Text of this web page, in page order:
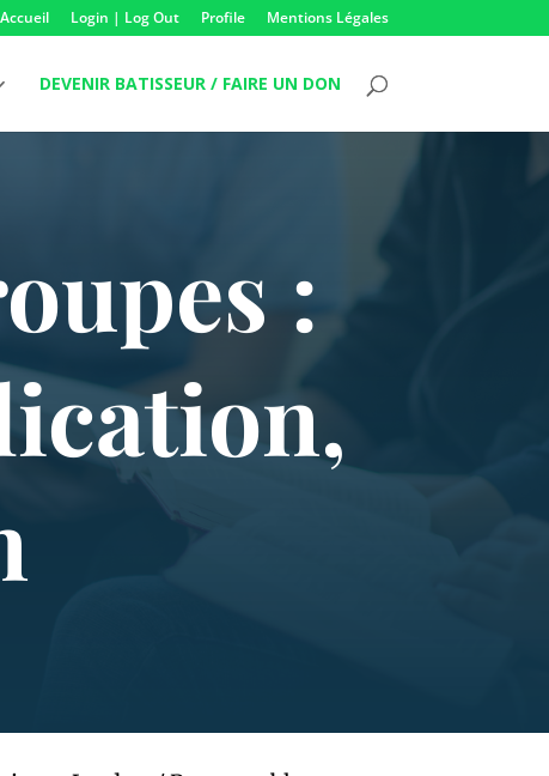
Accueil Login | Log Out Profile Mentions Légales
DEVENIR BATISSEUR / FAIRE UN DON
: